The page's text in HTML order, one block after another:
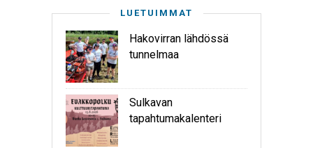
LUETUIMMAT
Hakovirran lähdössä
tunnelmaa
Sulkavan
tapahtumakalenteri